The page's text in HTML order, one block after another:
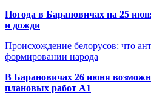
Погода в Барановичах на 25
и дожди
Происхождение белорусов: что
формировании народа
В Барановичах 26 июня
плановых работ A1